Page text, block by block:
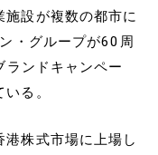
施設が複数の都市に
・グループが60周
ランドキャンペー
る。
株式市場に上場し